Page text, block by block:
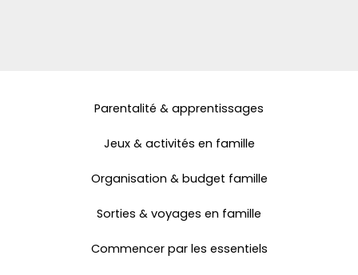
Parentalité & apprentissages
Jeux & activités en famille
Organisation & budget famille
Sorties & voyages en famille
Commencer par les essentiels